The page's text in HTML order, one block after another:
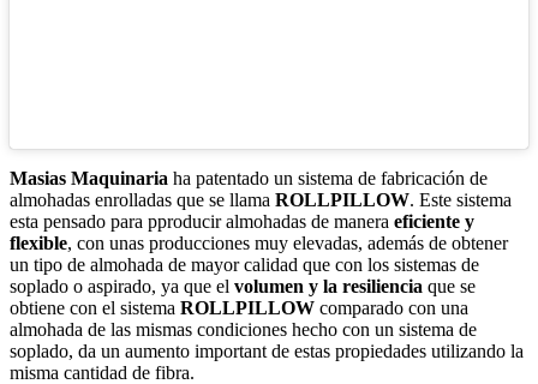
Masias Maquinaria ha patentado un sistema de fabricación de
almohadas enrolladas que se llama ROLLPILLOW. Este sistema
esta pensado para pproducir almohadas de manera eficiente y
flexible, con unas producciones muy elevadas, además de obtener
un tipo de almohada de mayor calidad que con los sistemas de
soplado o aspirado, ya que el volumen y la resiliencia que se
obtiene con el sistema ROLLPILLOW comparado con una
almohada de las mismas condiciones hecho con un sistema de
soplado, da un aumento important de estas propiedades utilizando la
misma cantidad de fibra.